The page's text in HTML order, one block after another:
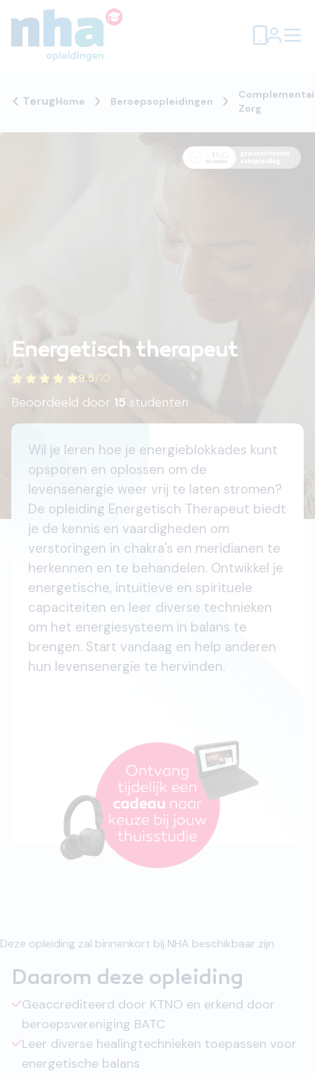
TerugHome Beroepsopleidingen
Zorg
Energetisch therapeut
9.5/10
Beoordeeld door 15 studenten
Wil je leren hoe je energieblokkades kunt
opsporen en oplossen om de
levensenergie weer vrij te laten stromen?
De opleiding Energetisch Therapeut biedt
je de kennis en vaardigheden om
verstoringen in chakra's en meridianen te
herkennen en te behandelen. Ontwikkel je
energetische, intuïtieve en spirituele
capaciteiten en leer diverse technieken
om het energiesysteem in balans te
brengen. Start vandaag en help anderen
hun levensenergie te hervinden.
Deze opleiding zal binnenkort bij NHA beschikbaar zijn
Daarom deze opleiding
Geaccrediteerd door KTNO en erkend door
beroepsvereniging BATC
Leer diverse healingtechnieken toepassen voor
energetische balans